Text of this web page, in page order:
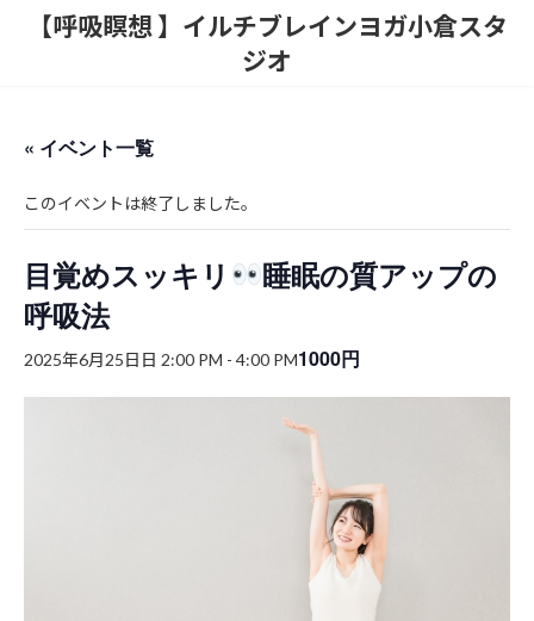
【呼吸瞑想 】イルチブレインヨガ小倉スタ
ジオ
« イベント一覧
このイベントは終了しました。
目覚めスッキリ
睡眠の質アップの
呼吸法
2025年6月25日日 2:00 PM - 4:00 PM1000円